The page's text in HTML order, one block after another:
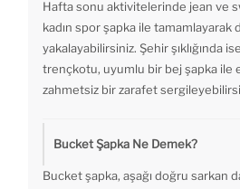
Hafta sonu aktivitelerinde jean ve
kadın spor şapka ile tamamlayarak
yakalayabilirsiniz. Şehir şıklığında
trençkotu, uyumlu bir bej şapka ile
zahmetsiz bir zarafet
Bucket Şapka Ne Demek?
Bucket şapka, aşağı doğru sarkan